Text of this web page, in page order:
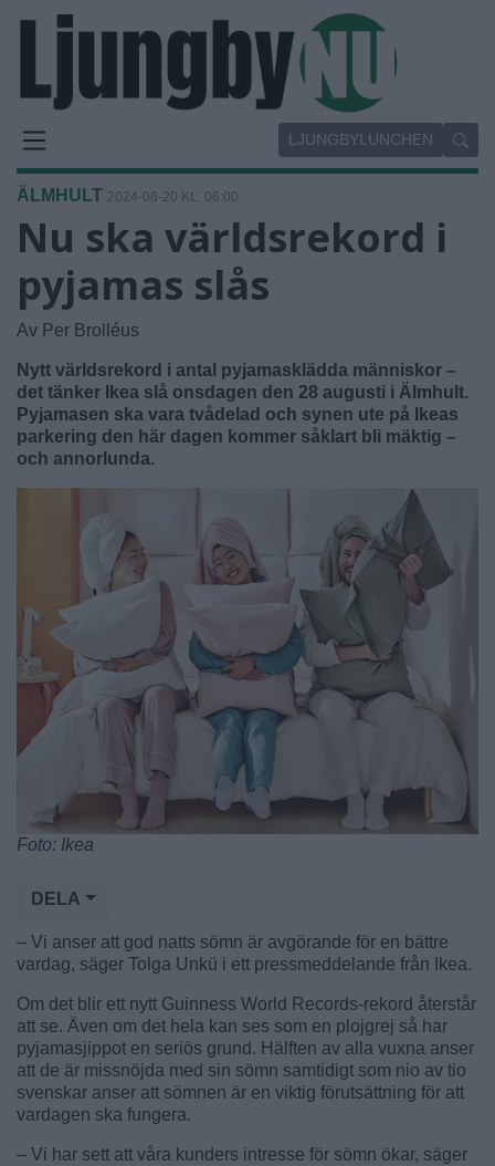
LJUNGBYLUNCHEN
ÄLMHULT 2024-08-20 KL. 06:00
Nu ska världsrekord i
pyjamas slås
Av Per Brolléus
Nytt världsrekord i antal pyjamasklädda människor –
det tänker Ikea slå onsdagen den 28 augusti i Älmhult.
Pyjamasen ska vara tvådelad och synen ute på Ikeas
parkering den här dagen kommer såklart bli mäktig –
och annorlunda.
Foto: Ikea
DELA
– Vi anser att god natts sömn är avgörande för en bättre
vardag, säger Tolga Unkü i ett pressmeddelande från Ikea.
Om det blir ett nytt Guinness World Records-rekord återstår
att se. Även om det hela kan ses som en plojgrej så har
pyjamasjippot en seriös grund. Hälften av alla vuxna anser
att de är missnöjda med sin sömn samtidigt som nio av tio
svenskar anser att sömnen är en viktig förutsättning för att
vardagen ska fungera.
– Vi har sett att våra kunders intresse för sömn ökar, säger